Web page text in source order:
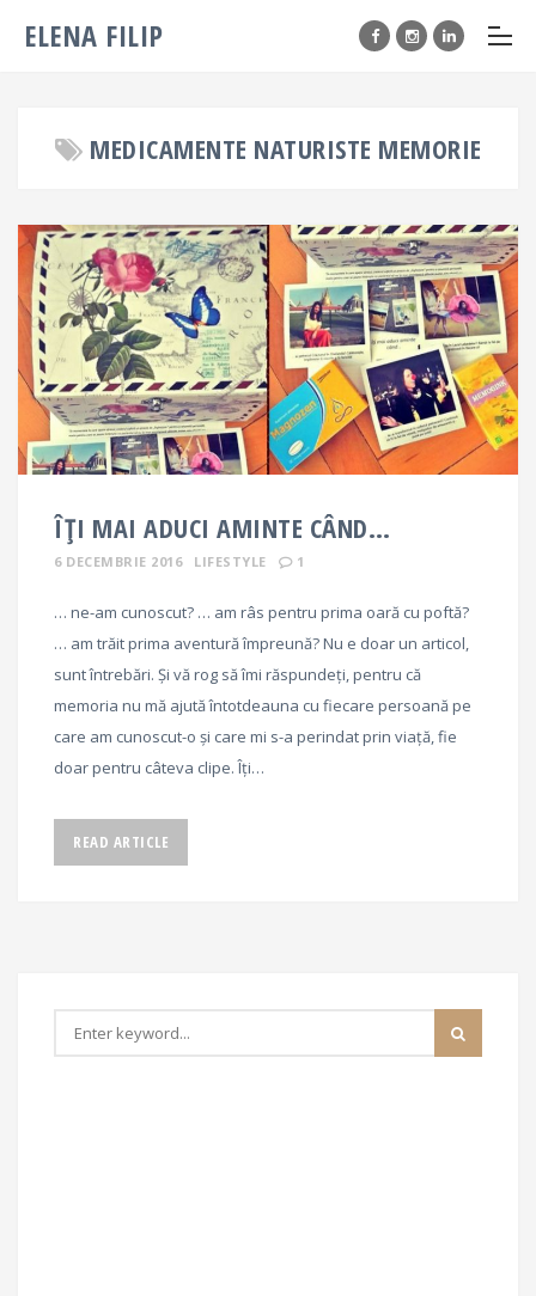
ELENA FILIP
MEDICAMENTE NATURISTE MEMORIE
ÎȚI MAI ADUCI AMINTE CÂND…
6 DECEMBRIE 2016 LIFESTYLE 1
… ne-am cunoscut? … am râs pentru prima oară cu poftă?
… am trăit prima aventură împreună? Nu e doar un articol,
sunt întrebări. Și vă rog să îmi răspundeți, pentru că
memoria nu mă ajută întotdeauna cu fiecare persoană pe
care am cunoscut-o și care mi s-a perindat prin viață, fie
doar pentru câteva clipe. Îți…
READ ARTICLE